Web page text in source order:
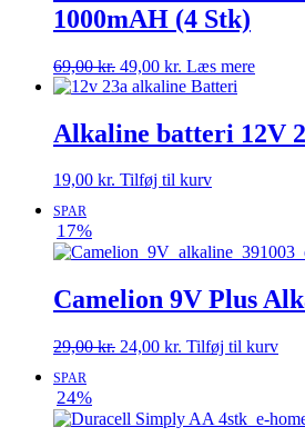
1000mAH (4 Stk)
69,00kr. Den
oprindelige
var:
69,00 kr..
49,00 kr. Den
aktuelle
er:
49,00 kr..
Læs mere
Alkaline batteri 12V
19,00 kr. Tilføj til kurv
SPAR
17%
Camelion 9V Plus
29,00kr. Den
29,00 kr..
24,00 kr. Den
24,00 kr..
Tilføj til kurv
SPAR
24%